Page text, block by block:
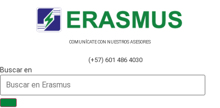
COMUNÍCATE CON NUESTROS ASESORES
(+57) 601 486 4030
Buscar en